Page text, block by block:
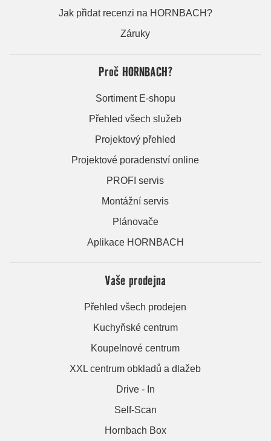
Jak přidat recenzi na HORNBACH?
Záruky
Proč HORNBACH?
Sortiment E-shopu
Přehled všech služeb
Projektový přehled
Projektové poradenství online
PROFI servis
Montážní servis
Plánovače
Aplikace HORNBACH
Vaše prodejna
Přehled všech prodejen
Kuchyňské centrum
Koupelnové centrum
XXL centrum obkladů a dlažeb
Drive - In
Self-Scan
Hornbach Box